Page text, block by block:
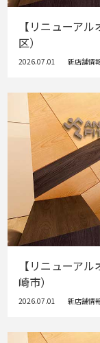
【リニューア
区）
2026.07.01 新店舗情
【リニューア
崎市）
2026.07.01 新店舗情